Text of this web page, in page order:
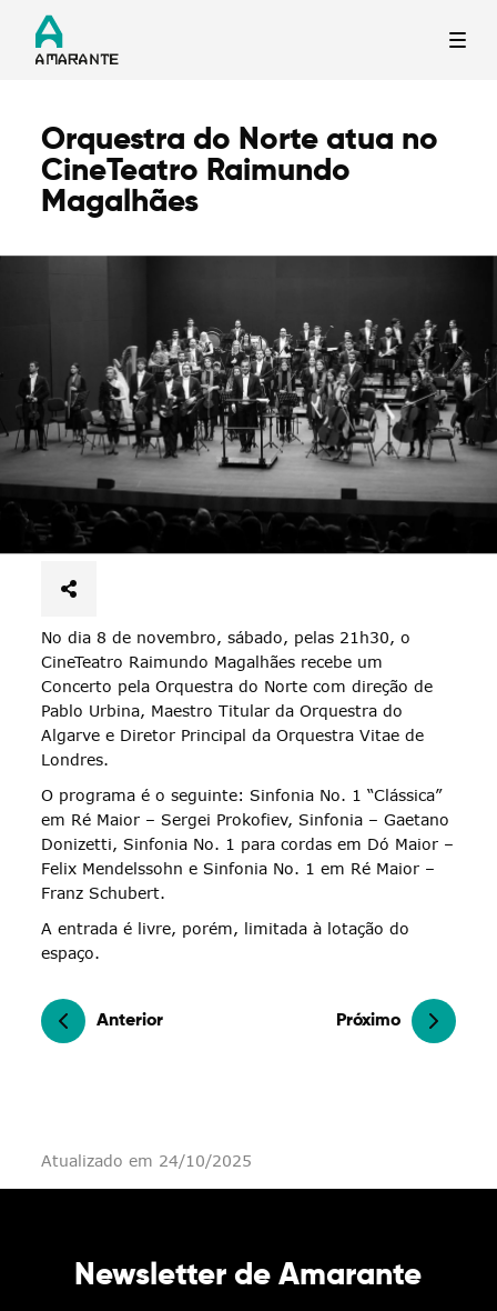
Termo de Pesquisa
Filtros
Orquestra do Norte atua no
CineTeatro Raimundo
Magalhães
No dia 8 de novembro, sábado, pelas 21h30, o
CineTeatro Raimundo Magalhães recebe um
Concerto pela Orquestra do Norte com direção de
Pablo Urbina, Maestro Titular da Orquestra do
Algarve e Diretor Principal da Orquestra Vitae de
Londres.
O programa é o seguinte: Sinfonia No. 1 “Clássica”
em Ré Maior – Sergei Prokofiev, Sinfonia – Gaetano
Donizetti, Sinfonia No. 1 para cordas em Dó Maior –
Felix Mendelssohn e Sinfonia No. 1 em Ré Maior –
Franz Schubert.
A entrada é livre, porém, limitada à lotação do
espaço.
Anterior Próximo
Atualizado em 24/10/2025
Newsletter de Amarante